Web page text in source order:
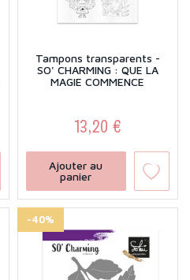
Tampons transparents -
SO' CHARMING : QUE LA
MAGIE COMMENCE
Prix
13,20 €
Ajouter au
panier
-40%